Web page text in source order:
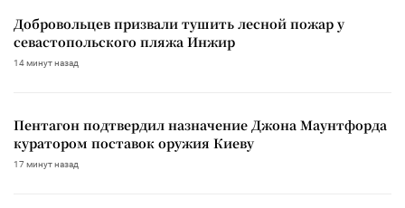
Добровольцев призвали тушить лесной пожар у
севастопольского пляжа Инжир
14 минут назад
Пентагон подтвердил назначение Джона Маунтфорда
куратором поставок оружия Киеву
17 минут назад